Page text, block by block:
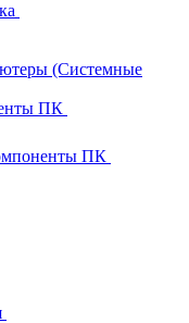
(Системные
ПК
ПК